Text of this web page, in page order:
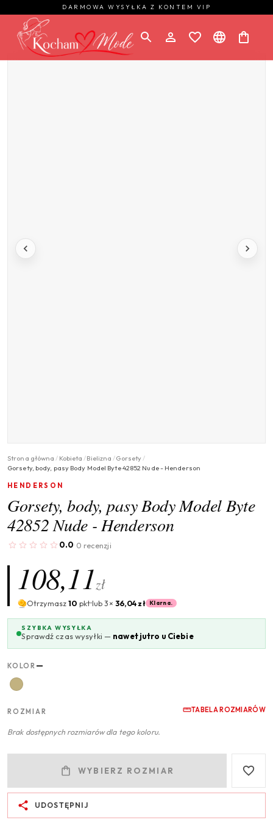
DARMOWA WYSYŁKA Z KONTEM VIP
Strona główna / Kobieta /Bielizna /Gorsety/
Gorsety, body, pasy Body Model Byte 42852 Nude - Henderson
HENDERSON
Gorsety, body, pasy Body Model Byte
42852 Nude - Henderson
0.0· 0 recenzji
108,11zł
Otrzymasz10 pktlub 3× 36,04 zł Klarna.
SZYBKA WYSYŁKA
Sprawdź czas wysyłki — nawet jutro u Ciebie
KOLOR —
ROZMIAR TABELA ROZMIARÓW
Brak dostępnych rozmiarów dla tego koloru.
WYBIERZ ROZMIAR
UDOSTĘPNIJ